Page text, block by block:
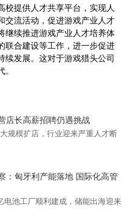
提供人才共享平台，实现人
交流活动，促进游戏产业人才
继续推进游戏产业人才培养体
联合建设等工作，进一步促进
续发展。这对于游戏猎头公司
店长高薪招聘仍遇挑战
规模扩店，行业迎来严重人才断
：匈牙利产能落地 国际化高管
电池工厂顺利建成，储能出海迎来